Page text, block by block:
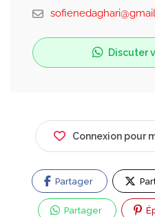
Discuter
Connexion pour
Partager
Partager